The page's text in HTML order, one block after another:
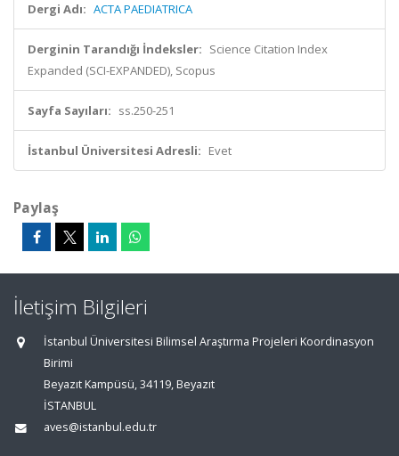
Dergi Adı: ACTA PAEDIATRICA
Derginin Tarandığı İndeksler: Science Citation Index
Expanded (SCI-EXPANDED), Scopus
Sayfa Sayıları: ss.250-251
İstanbul Üniversitesi Adresli: Evet
Paylaş
İletişim Bilgileri
İstanbul Üniversitesi Bilimsel Araştırma Projeleri Koordinasyon
Birimi
Beyazıt Kampüsü, 34119, Beyazıt
İSTANBUL
aves@istanbul.edu.tr